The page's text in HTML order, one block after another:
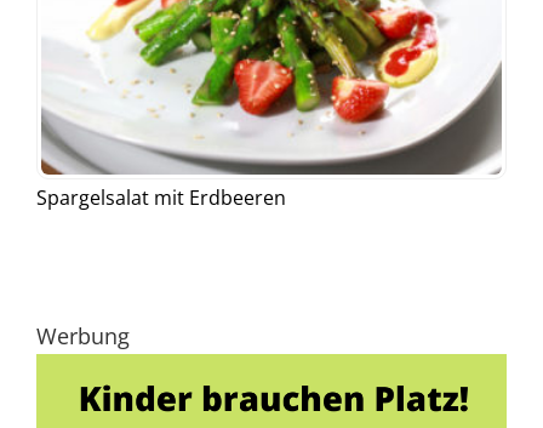
Spargelsalat mit Erdbeeren
Werbung